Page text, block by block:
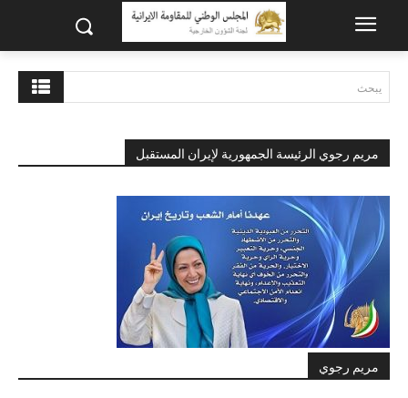
يبحث
مريم رجوي الرئيسة الجمهورية لإيران المستقبل
مريم رجوي